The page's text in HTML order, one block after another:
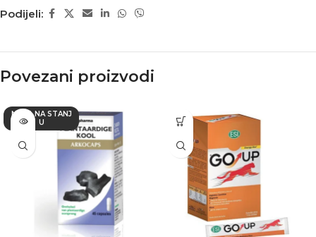
Podijeli:
Povezani proizvodi
NEMA NA STANJ
U